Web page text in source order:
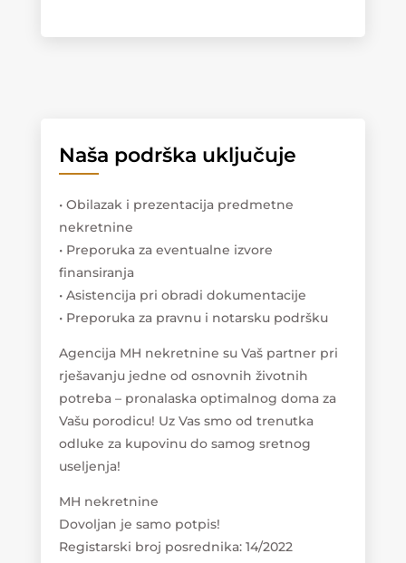
Naša podrška uključuje
• Obilazak i prezentacija predmetne
nekretnine
• Preporuka za eventualne izvore
finansiranja
• Asistencija pri obradi dokumentacije
• Preporuka za pravnu i notarsku podršku
Agencija MH nekretnine su Vaš partner pri
rješavanju jedne od osnovnih životnih
potreba – pronalaska optimalnog doma za
Vašu porodicu! Uz Vas smo od trenutka
odluke za kupovinu do samog sretnog
useljenja!
MH nekretnine
Dovoljan je samo potpis!
Registarski broj posrednika: 14/2022